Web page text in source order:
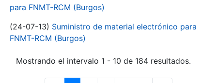
para FNMT-RCM (Burgos)
(24-07-13) Suministro de material electrónico para
FNMT-RCM (Burgos)
Mostrando el intervalo 1 - 10 de 184 resultados.